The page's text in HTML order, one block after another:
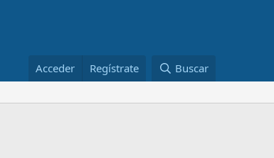
Acceder Regístrate Buscar